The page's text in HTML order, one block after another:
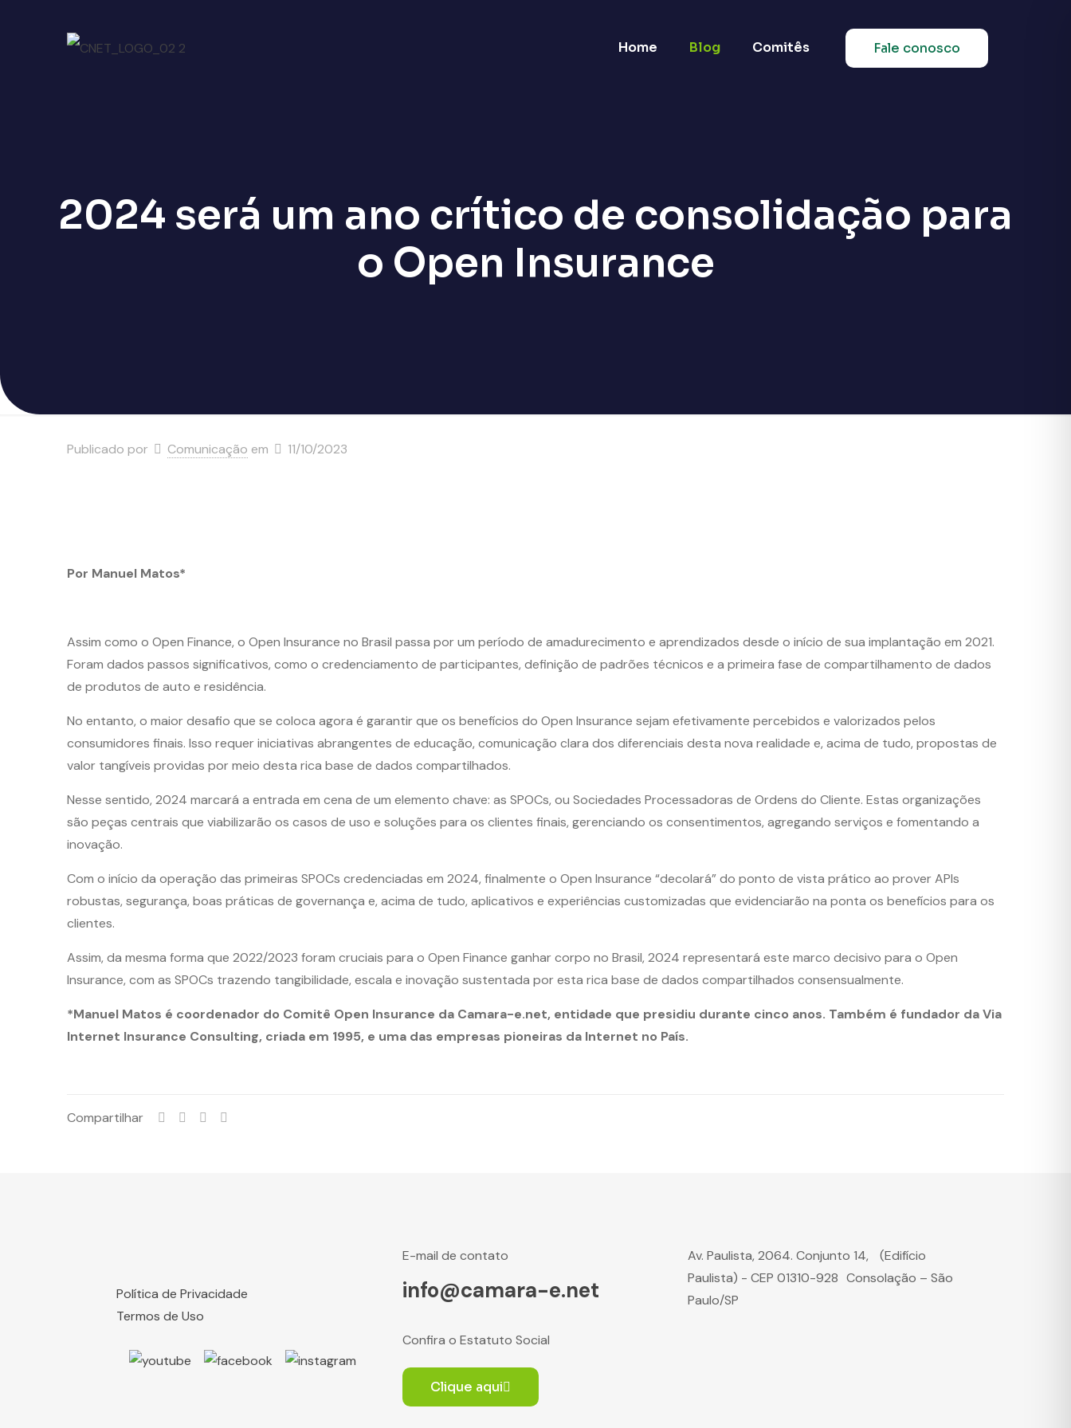
Home Blog Comitês Fale conosco
2024 será um ano crítico de consolidação para
o Open Insurance
Publicado por Comunicação em 11/10/2023
Por Manuel Matos*
Assim como o Open Finance, o Open Insurance no Brasil passa por um período de amadurecimento e aprendizados desde o início de sua implantação em 2021.
Foram dados passos significativos, como o credenciamento de participantes, definição de padrões técnicos e a primeira fase de compartilhamento de dados
de produtos de auto e residência.
No entanto, o maior desafio que se coloca agora é garantir que os benefícios do Open Insurance sejam efetivamente percebidos e valorizados pelos
consumidores finais. Isso requer iniciativas abrangentes de educação, comunicação clara dos diferenciais desta nova realidade e, acima de tudo, propostas de
valor tangíveis providas por meio desta rica base de dados compartilhados.
Nesse sentido, 2024 marcará a entrada em cena de um elemento chave: as SPOCs, ou Sociedades Processadoras de Ordens do Cliente. Estas organizações
são peças centrais que viabilizarão os casos de uso e soluções para os clientes finais, gerenciando os consentimentos, agregando serviços e fomentando a
inovação.
Com o início da operação das primeiras SPOCs credenciadas em 2024, finalmente o Open Insurance “decolará” do ponto de vista prático ao prover APIs
robustas, segurança, boas práticas de governança e, acima de tudo, aplicativos e experiências customizadas que evidenciarão na ponta os benefícios para os
clientes.
Assim, da mesma forma que 2022/2023 foram cruciais para o Open Finance ganhar corpo no Brasil, 2024 representará este marco decisivo para o Open
Insurance, com as SPOCs trazendo tangibilidade, escala e inovação sustentada por esta rica base de dados compartilhados consensualmente.
*Manuel Matos é coordenador do Comitê Open Insurance da Camara-e.net, entidade que presidiu durante cinco anos. Também é fundador da Via
Internet Insurance Consulting, criada em 1995, e uma das empresas pioneiras da Internet no País.
Compartilhar
Política de Privacidade
Termos de Uso
E-mail de contato
info@camara-e.net
Confira o Estatuto Social
Clique aqui
Av. Paulista, 2064. Conjunto 14, (Edifício
Paulista) - CEP 01310-928 Consolação – São
Paulo/SP